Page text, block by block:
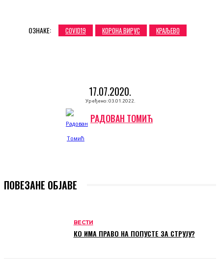
ОЗНАКЕ: COVID19 КОРОНА ВИРУС КРАЉЕВО
17.07.2020.
Уређено: 03.01.2022.
РАДОВАН ТОМИЋ
ПОВЕЗАНЕ ОБЈАВЕ
ВЕСТИ
КО ИМА ПРАВО НА ПОПУСТЕ ЗА СТРУЈУ?